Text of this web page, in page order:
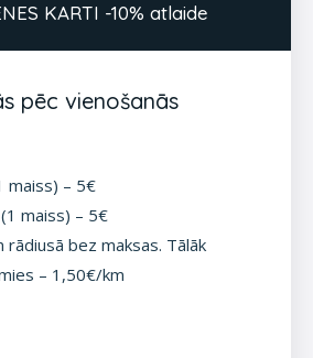
KARTI -10% atlaide
pēc vienošanās
maiss) – 5€
maiss) – 5€
rādiusā bez maksas. Tālāk
– 1,50€/km